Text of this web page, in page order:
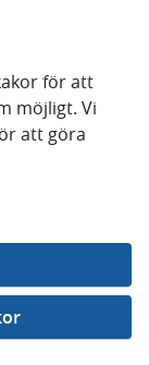
för att
möjligt. Vi
att göra